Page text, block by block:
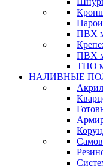
ПВХ
ПВХ
ТПО
НАЛИВНЫЕ